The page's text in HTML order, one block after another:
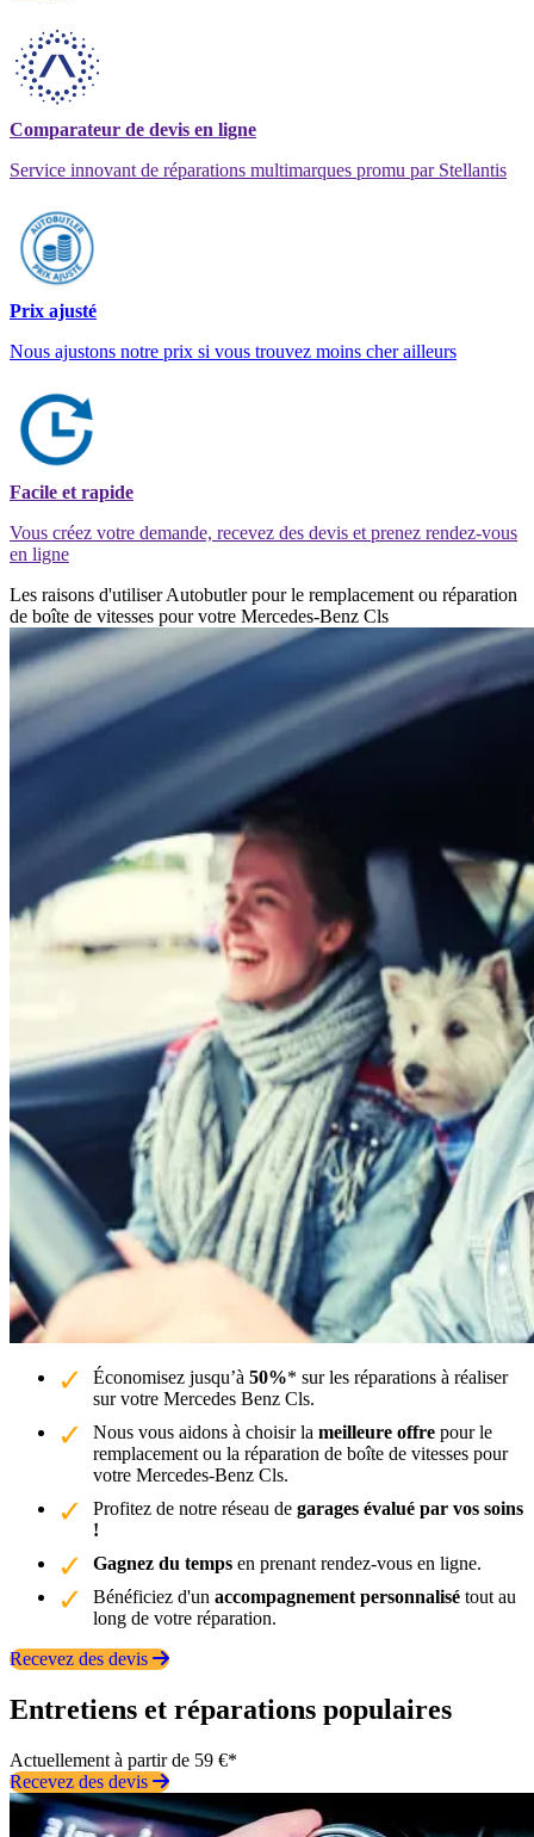
Comparateur de devis en ligne
Service innovant de réparations multimarques promu par Stellantis
Prix ajusté
Nous ajustons notre prix si vous trouvez moins cher ailleurs
Facile et rapide
Vous créez votre demande, recevez des devis et prenez rendez-vous
en ligne
Les raisons d'utiliser Autobutler pour le remplacement ou réparation
de boîte de vitesses pour votre Mercedes-Benz Cls
Économisez jusqu’à 50%* sur les réparations à réaliser
sur votre Mercedes Benz Cls.
Nous vous aidons à choisir la meilleure offre pour le
remplacement ou la réparation de boîte de vitesses pour
votre Mercedes-Benz Cls.
Profitez de notre réseau de garages évalué par vos soins
!
Gagnez du temps en prenant rendez-vous en ligne.
Bénéficiez d'un accompagnement personnalisé tout au
long de votre réparation.
Recevez des devis
Entretiens et réparations populaires
Actuellement à partir de 59 €*
Recevez des devis